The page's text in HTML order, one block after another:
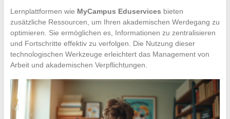
Lernplattformen wie MyCampus Eduservices bieten
zusätzliche Ressourcen, um Ihren akademischen Werdegang zu
optimieren. Sie ermöglichen es, Informationen zu zentralisieren
und Fortschritte effektiv zu verfolgen. Die Nutzung dieser
technologischen Werkzeuge erleichtert das Management von
Arbeit und akademischen Verpflichtungen.